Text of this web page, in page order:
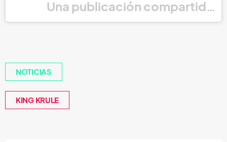
Una publicación compartida
NOTICIAS
KING KRULE